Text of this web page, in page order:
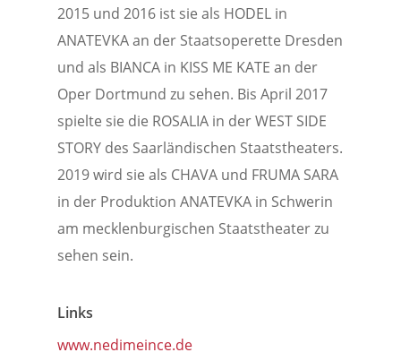
2015 und 2016 ist sie als HODEL in
ANATEVKA an der Staatsoperette Dresden
und als BIANCA in KISS ME KATE an der
Oper Dortmund zu sehen. Bis April 2017
spielte sie die ROSALIA in der WEST SIDE
STORY des Saarländischen Staatstheaters.
2019 wird sie als CHAVA und FRUMA SARA
in der Produktion ANATEVKA in Schwerin
am mecklenburgischen Staatstheater zu
sehen sein.
Links
www.nedimeince.de